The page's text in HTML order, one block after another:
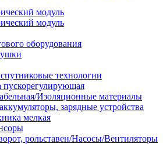
модуль
модуль
оборудования
технологии
пускорегулирующая
Изоляционные материалы
зарядные устройства
мелкая
рольставен/Насосы/Вентиляторы